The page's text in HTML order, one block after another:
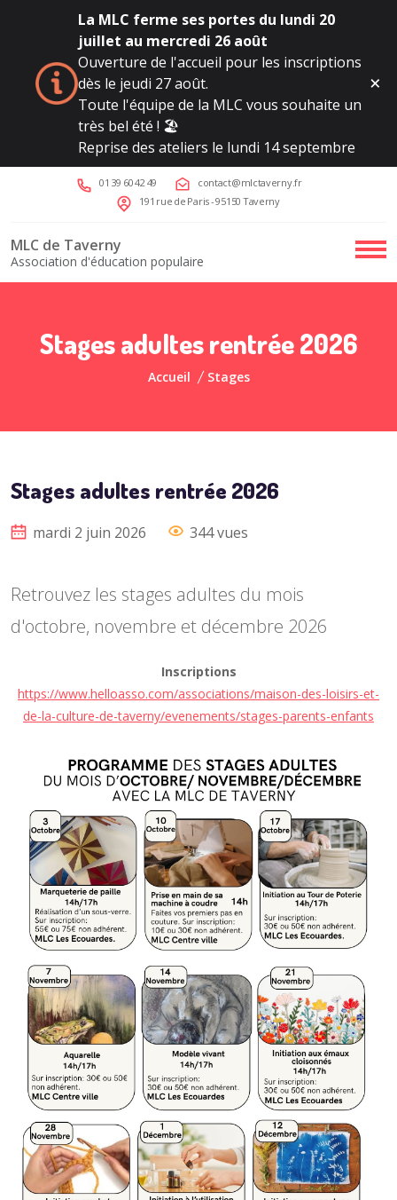
La MLC ferme ses portes du lundi 20
juillet au mercredi 26 août
Ouverture de l'accueil pour les inscriptions
dès le jeudi 27 août.
Toute l'équipe de la MLC vous souhaite un
très bel été ! 🏖️
Reprise des ateliers le lundi 14 septembre
01 39 60 42 49
contact@mlctaverny.fr
191 rue de Paris - 95150 Taverny
MLC de Taverny
Association d'éducation populaire
Stages adultes rentrée 2026
Accueil Stages
Stages adultes rentrée 2026
mardi 2 juin 2026 344 vues
Retrouvez les stages adultes du mois
d'octobre, novembre et décembre 2026
Inscriptions
https://www.helloasso.com/associations/maison-des-loisirs-et-
de-la-culture-de-taverny/evenements/stages-parents-enfants